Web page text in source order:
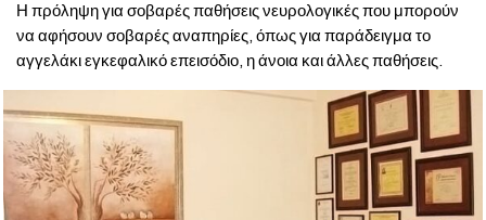
Η πρόληψη για σοβαρές παθήσεις νευρολογικές που μπορούν
να αφήσουν σοβαρές αναπηρίες, όπως για παράδειγμα το
αγγελάκι εγκεφαλικό επεισόδιο, η άνοια και άλλες παθήσεις.